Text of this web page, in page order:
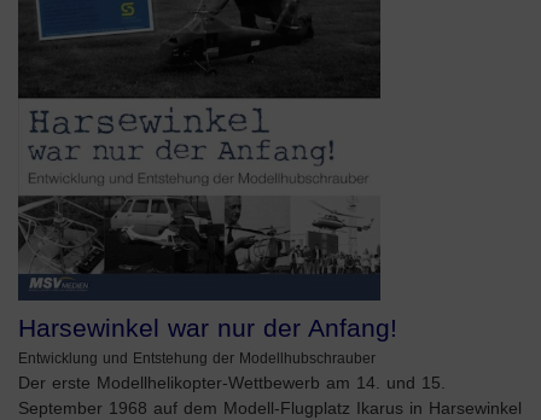
Harsewinkel war nur der Anfang!
Entwicklung und Entstehung der Modellhubschrauber
Der erste Modellhelikopter-Wettbewerb am 14. und 15.
September 1968 auf dem Modell-Flugplatz Ikarus in Harsewinkel